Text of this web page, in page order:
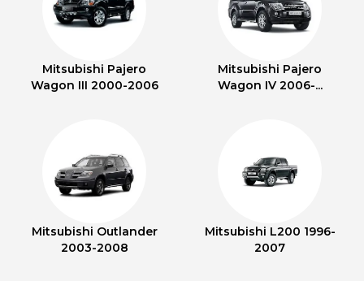
Mitsubishi Pajero
Wagon III 2000-2006
Mitsubishi Pajero
Wagon IV 2006-...
Mitsubishi Outlander
2003-2008
Mitsubishi L200 1996-
2007